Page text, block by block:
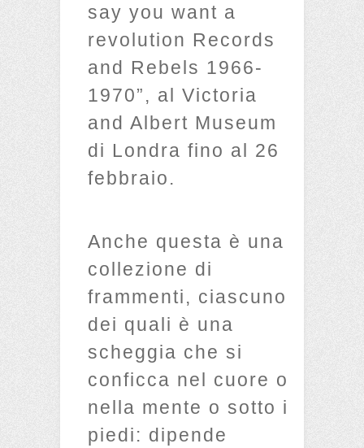
say you want a
revolution Records
and Rebels 1966-
1970”, al Victoria
and Albert Museum
di Londra fino al 26
febbraio.
Anche questa è una
collezione di
frammenti, ciascuno
dei quali è una
scheggia che si
conficca nel cuore o
nella mente o sotto i
piedi: dipende